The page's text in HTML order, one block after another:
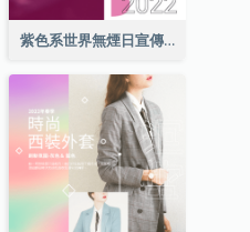
紫色系世界無煙日宣傳用Instagram帖子